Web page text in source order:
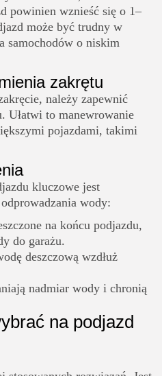
powinien wznieść się o 1–
może być trudny w
samochodów o niskim
zakrętu
należy zapewnić
Ułatwi to manewrowanie
pojazdami, takimi
kluczowe jest
wody:
na końcu podjazdu,
do garażu.
deszczową wzdłuż
nadmiar wody i chronią
na podjazd